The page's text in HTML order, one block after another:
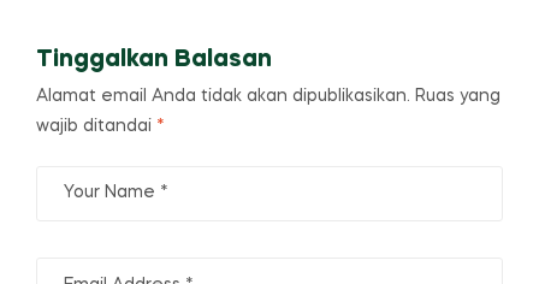
Tinggalkan Balasan
Alamat email Anda tidak akan dipublikasikan. Ruas yang
wajib ditandai *